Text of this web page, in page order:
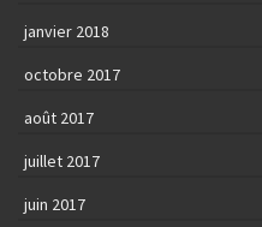
janvier 2018
octobre 2017
août 2017
juillet 2017
juin 2017